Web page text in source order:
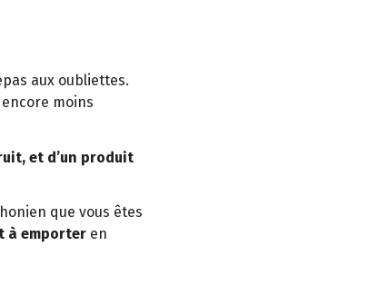
aux oubliettes.
moins
et d’un produit
que vous êtes
à emporter en